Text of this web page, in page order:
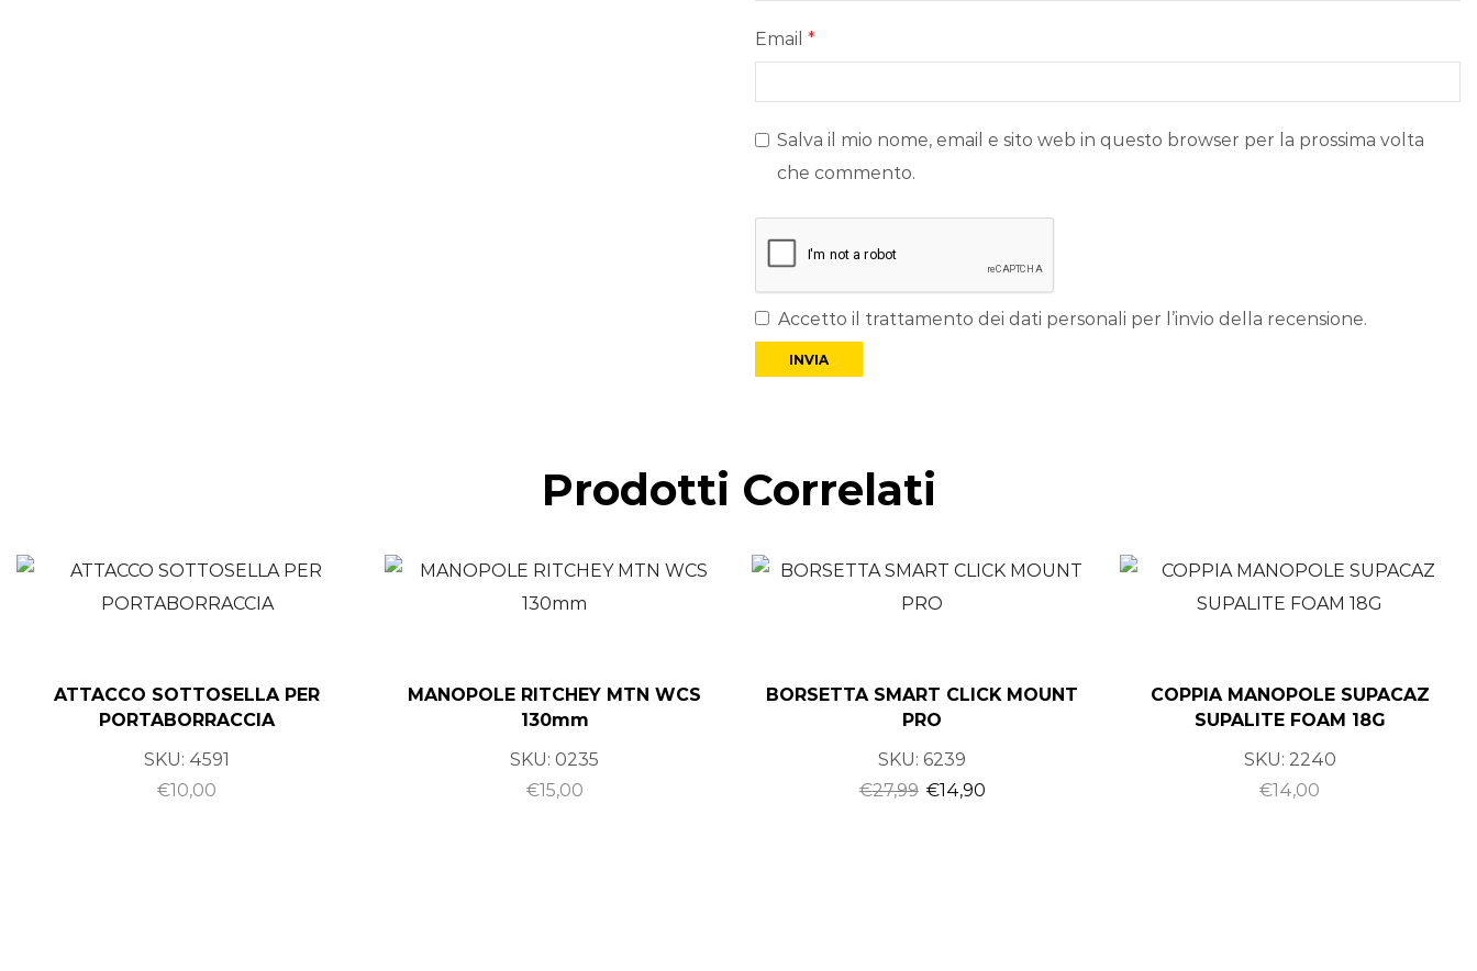
Email *
Salva il mio nome, email e sito web in questo browser per la prossima volta
che commento.
Accetto il trattamento dei dati personali per l’invio della recensione.
Prodotti Correlati
ATTACCO SOTTOSELLA PER
PORTABORRACCIA
SKU: 4591
€10,00
MANOPOLE RITCHEY MTN WCS
130mm
SKU: 0235
€15,00
BORSETTA SMART CLICK MOUNT
PRO
SKU:6239
€27,99 €14,90
COPPIA MANOPOLE SUPACAZ
SUPALITE FOAM 18G
SKU: 2240
€14,00